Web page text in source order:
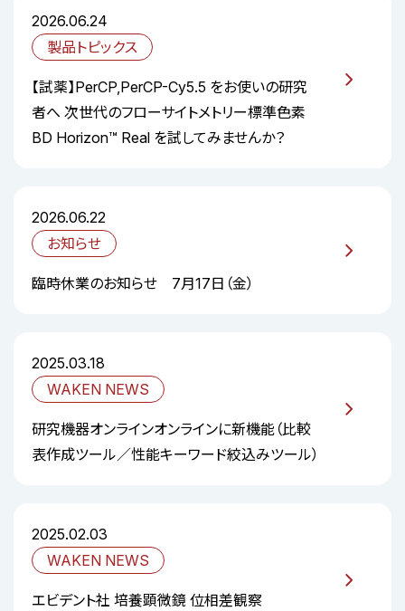
2026.06.24
製品トピックス
【試薬】PerCP,PerCP-Cy5.5 をお使いの研究
者へ 次世代のフローサイトメトリー標準色素
BD Horizon™ Real を試してみませんか？
2026.06.22
お知らせ
臨時休業のお知らせ 7月17日（金）
2025.03.18
WAKEN NEWS
研究機器オンラインオンラインに新機能（比較
表作成ツール／性能キーワード絞込みツール）
2025.02.03
WAKEN NEWS
エビデント社 培養顕微鏡 位相差観察